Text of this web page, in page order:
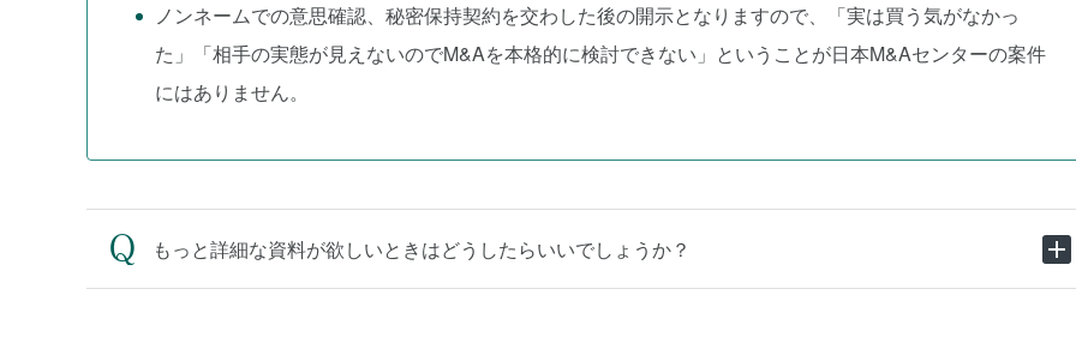
ノンネームでの意思確認、秘密保持契約を交わした後の開示となりますので、「実は買う気がなかっ
た」「相手の実態が見えないのでM&Aを本格的に検討できない」ということが日本M&Aセンターの案件
にはありません。
もっと詳細な資料が欲しいときはどうしたらいいでしょうか？